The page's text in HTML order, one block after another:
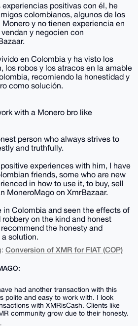
positivas con él, he
colombianos, algunos de los
y no tienen experiencia en
y negocien con
en Colombia y ha visto los
los robos y los atracos en la amable
recomiendo la honestidad y
como solución.
with a Monero bro like
person who always strives to
and truthfully.
experiences with him, I have
friends, some who are new
in how to use it, to buy, sell
MoneroMago on XmrBazaar.
in Colombia and seen the effects of
on the kind and honest
the honesty and
solution.
Conversion of XMR for FIAT (COP)
had another transaction with this
polite and easy to work with. I look
with XMRisCash. Clients like
community grow due to their honesty.